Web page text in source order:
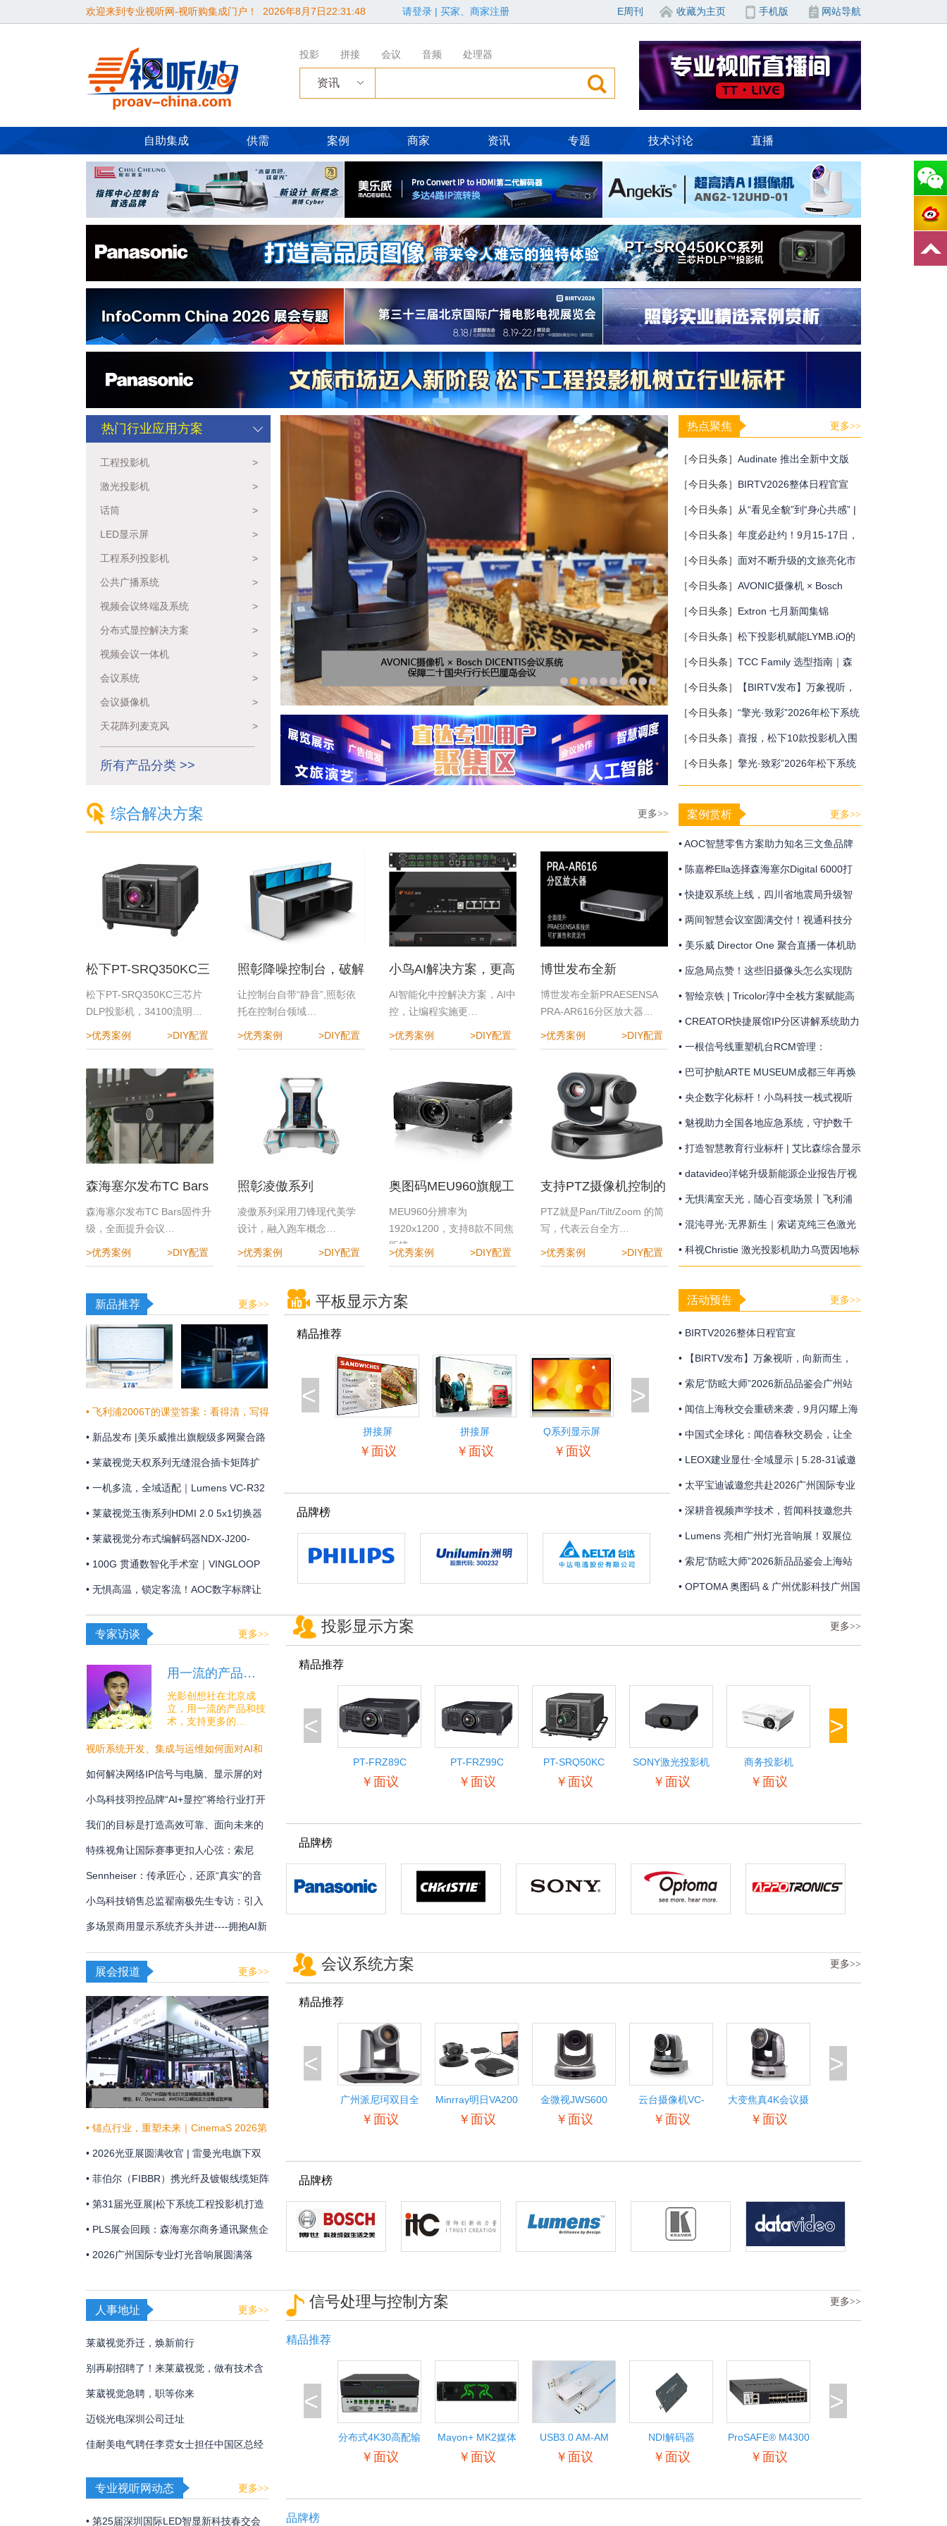
欢迎来到专业视听网-视听购集成门户！ 2026年8月7日22:31:50 请登录 | 买家、商家注册 E周刊 收藏为主页 手机版 网站导航
投影 拼接 会议 音频 处理器
资讯
自助集成 供需 案例 商家 资讯 专题 技术讨论 直播
热门行业应用方案
工程投影机 >
激光投影机 >
话筒 >
LED显示屏 >
工程系列投影机 >
公共广播系统 >
视频会议终端及系统 >
分布式显控解决方案 >
视频会议一体机 >
会议系统 >
会议摄像机 >
天花阵列麦克风 >
所有产品分类 >>
热点聚焦 更多>>
［今日头条］ Audinate 推出全新中文版
Dante 培训计划
［今日头条］ BIRTV2026整体日程官宣
［今日头条］ 从“看见全貌”到“身心共感” |
“壁彩京华”第三场展览在松下安恒影艺空
间启幕
［今日头条］ 年度必赴约！9月15-17日，
闻信第28届广告新科技上海秋交会，重磅
亮点全揭晓！
［今日头条］ 面对不断升级的文旅亮化市
场，你拿什么参与竞争？
［今日头条］ AVONIC摄像机 × Bosch
DICENTIS会议系统保障二十国央行行长
巴厘岛会议
［今日头条］ Extron 七月新闻集锦
［今日头条］ 松下投影机赋能LYMB.iO的
MultiBall系统，打造新一代体育与游戏交
互体验
［今日头条］ TCC Family 选型指南｜森
海塞尔三款天花阵列麦克风，该选哪一
款？
［今日头条］ 【BIRTV发布】万象视听，
向新而生，BIRTV2026即将开幕！
［今日头条］ “擎光·致彩”2026年松下系统
工程投影机新品发布会终站广州站圆满收
官
［今日头条］ 喜报，松下10款投影机入围
重庆党政采购
［今日头条］ 擎光·致彩”2026年松下系统
工程投影机新品发布会上海站隆重召开
综合解决方案 更多>>
松下PT-SRQ350KC三
芯片DLP投影机
松下PT-SRQ350KC三芯片
DLP投影机，34100流明…
>优秀案例 >DIY配置
照彰降噪控制台，破解
指挥中心降噪难题
让控制台自带“静音”,照彰依
托在控制台领域…
>优秀案例 >DIY配置
小鸟AI解决方案，更高
效、更便捷、更安全
AI智能化中控解决方案，AI中
控，让编程实施更…
>优秀案例 >DIY配置
博世发布全新
PRAESENSA PRA-
AR616分区放大器 | 灵
活扩展，高效匹配项目
博世发布全新PRAESENSA
PRA-AR616分区放大器…
>优秀案例 >DIY配置
森海塞尔发布TC Bars
固件升级，全面提升会
议体验
森海塞尔发布TC Bars固件升
级，全面提升会议…
>优秀案例 >DIY配置
照彰凌傲系列
凌傲系列采用刀锋现代美学
设计，融入跑车概念…
>优秀案例 >DIY配置
奥图码MEU960旗舰工
程投影机
MEU960分辨率为
1920x1200，支持8款不同焦
距镜…
>优秀案例 >DIY配置
支持PTZ摄像机控制的
Roland切换台
PTZ就是Pan/Tilt/Zoom 的简
写，代表云台全方…
>优秀案例 >DIY配置
案例赏析 更多>>
• AOC智慧零售方案助力知名三文鱼品牌
打造新“鲜”视界
• 陈嘉桦Ella选择森海塞尔Digital 6000打
造震撼动人的青春狂欢
• 快捷双系统上线，四川省地震局升级智
慧应急体系
• 两间智慧会议室圆满交付！视通科技分
布式系统助力中建大厦构建智慧办公新生
态
• 美乐威 Director One 聚合直播一体机助
力 “Step One Sports” 圆满完成“第二十七
届上海极限飞盘公开赛”赛事直播
• 应急局点赞！这些旧摄像头怎么实现防
险除患？
• 智绘京铁 | Tricolor淳中全栈方案赋能高
铁工务数智化升级
• CREATOR快捷展馆IP分区讲解系统助力
金山岭长城国歌主题馆
• 一根信号线重塑机台RCM管理：
MediaComm美凯开启车企晶圆厂智能制
造新范式
• 巴可护航ARTE MUSEUM成都三年再焕
新
• 央企数字化标杆！小鸟科技一栈式视听
方案赋能融通集团智慧指挥驾驶舱
• 魅视助力全国各地应急系统，守护数千
公里江河安澜
• 打造智慧教育行业标杆 | 艾比森综合显示
方案落地百亿级“中飞院”天府校区
• datavideo洋铭升级新能源企业报告厅视
音频系统
• 无惧满室天光，随心百变场景丨飞利浦
商显点亮荷兰获奖地标礼堂
• 混沌寻光·无界新生｜索诺克纯三色激光
新品点亮张肇达大师服装大秀
• 科视Christie 激光投影机助力乌贾因地标
新品推荐 更多>>
• 飞利浦2006T的课堂答案：看得清，写得
真，听得明
• 新品发布 |美乐威推出旗舰级多网聚合路
由器Pro Router Max，为关键业务提供更
稳定可靠的网络连接
• 莱葳视觉天权系列无缝混合插卡矩阵扩
展和维护方便
• 一机多流，全域适配｜Lumens VC-R32
摄像机全新上市
• 莱葳视觉玉衡系列HDMI 2.0 5x1切换器
支持4K@60Hz 4:4:4分辨率及18Gbps视
频带宽
• 莱葳视觉分布式编解码器NDX-J200-
ENC助您实现画质同步
• 100G 贯通数智化手术室｜VINGLOOP
构建 OR over IP 网络底座
• 无惧高温，锁定客流！AOC数字标牌让
夏日线下经济突破“屏”障！
平板显示方案
精品推荐
<
拼接屏
￥面议
拼接屏
￥面议
Q系列显示屏
￥面议
>
品牌榜
活动预告 更多>>
• BIRTV2026整体日程官宣
• 【BIRTV发布】万象视听，向新而生，
BIRTV2026即将开幕！
• 索尼“防眩大师”2026新品品鉴会广州站
• 闻信上海秋交会重磅来袭，9月闪耀上海
浦东！
• 中国式全球化：闻信春秋交易会，让全
球买家走进来的贸易平台！
• LEOX建业显仕·全域显示 | 5.28-31诚邀
共赴广州国际专业灯光、音响展览会盛宴
• 太平宝迪诚邀您共赴2026广州国际专业
灯光、音响展览会
• 深耕音视频声学技术，哲闻科技邀您共
聚广州声光盛会
• Lumens 亮相广州灯光音响展！双展位
联动 + 技术分享，解锁智能会议新体验
• 索尼“防眩大师”2026新品品鉴会上海站
邀请函
• OPTOMA 奥图码 & 广州优影科技广州国
专家访谈 更多>>
用一流的产品…
光影创想社在北京成
立，用一流的产品和技
术，支持更多的…
视听系统开发、集成与运维如何面对AI和
安全的挑战？
如何解决网络IP信号与电脑、显示屏的对
接难题？
小鸟科技羽控品牌“AI+显控”将给行业打开
怎样的新未来？
我们的目标是打造高效可靠、面向未来的
专业通讯解决方案
特殊视角让国际赛事更扣人心弦：索尼
BRC-AM7在宁波射击世界杯中的系统化应
用
Sennheiser：传承匠心，还原“真实”的音
频体验
小鸟科技销售总监翟南极先生专访：引入
AI，在新赛道甩开竞争对手
多场景商用显示系统齐头并进----拥抱AI新
时代，不断提升商显技术和显示效果
投影显示方案 更多>>
精品推荐
<
PT-FRZ89C
￥面议
PT-FRZ99C
￥面议
PT-SRQ50KC
￥面议
SONY激光投影机
￥面议
商务投影机
￥面议
>
品牌榜
展会报道 更多>>
• 锚点行业，重塑未来｜CinemaS 2026第
十三届上海国际电影论坛暨展览会共振启
幕
• 2026光亚展圆满收官 | 雷曼光电旗下双
企联袂演绎“光+未来”
• 菲伯尔（FIBBR）携光纤及镀银线缆矩阵
亮相 HAVE 2026 西安国际高级视听展
• 第31届光亚展|松下系统工程投影机打造
「视觉魔盒2026——光遇非遗」，带来非
遗文化与光影艺术的碰撞！
• PLS展会回顾：森海塞尔商务通讯聚焦企
业及教育解决方案
• 2026广州国际专业灯光音响展圆满落
核实力诠释极致声境
会议系统方案 更多>>
精品推荐
<
广州派尼珂双目全
像机
￥面议
Minrray明日VA200
程视频会议协同办
公开会指挥
￥面议
金微视JWS600
议摄像机
SDI/HDMI/网络会
￥面议
云台摄像机VC-
￥面议
大变焦真4K会议摄
H711K/H717K
￥面议
>
品牌榜
人事地址 更多>>
莱葳视觉乔迁，焕新前行
别再刷招聘了！来莱葳视觉，做有技术含
量的事
莱葳视觉急聘，职等你来
迈锐光电深圳公司迁址
佳耐美电气聘任李霓女士担任中国区总经
专业视听网动态 更多>>
• 第25届深圳国际LED智显新科技春交会
信号处理与控制方案 更多>>
精品推荐
<
分布式4K30高配输
￥面议
Mayon+ MK2媒体
￥面议
USB3.0 AM-AM
￥面议
NDI解码器
￥面议
ProSAFE® M4300
￥面议
>
品牌榜